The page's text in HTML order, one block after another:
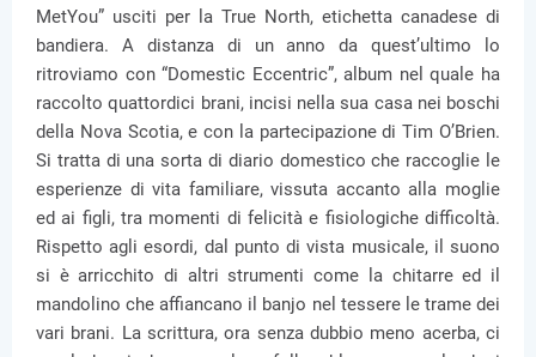
MetYou” usciti per la True North, etichetta canadese di
bandiera. A distanza di un anno da quest’ultimo lo
ritroviamo con “Domestic Eccentric”, album nel quale ha
raccolto quattordici brani, incisi nella sua casa nei boschi
della Nova Scotia, e con la partecipazione di Tim O’Brien.
Si tratta di una sorta di diario domestico che raccoglie le
esperienze di vita familiare, vissuta accanto alla moglie
ed ai figli, tra momenti di felicità e fisiologiche difficoltà.
Rispetto agli esordi, dal punto di vista musicale, il suono
si è arricchito di altri strumenti come la chitarre ed il
mandolino che affiancano il banjo nel tessere le trame dei
vari brani. La scrittura, ora senza dubbio meno acerba, ci